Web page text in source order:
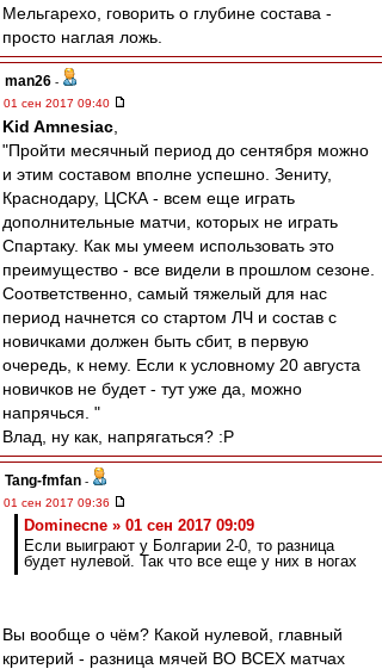
Мельгарехо, говорить о глубине состава -
просто наглая ложь.
man26 -
01 сен 2017 09:40
Kid Amnesiac
"Пройти месячный период до сентября можно
и этим составом вполне успешно. Зениту,
Краснодару, ЦСКА - всем еще играть
дополнительные матчи, которых не играть
Спартаку. Как мы умеем использовать это
преимущество - все видели в прошлом сезоне.
Соответственно, самый тяжелый для нас
период начнется со стартом ЛЧ и состав с
новичками должен быть сбит, в первую
очередь, к нему. Если к условному 20 августа
новичков не будет - тут уже да, можно
напрячься. "
Влад, ну как, напрягаться? :P
Tang-fmfan -
01 сен 2017 09:36
Dominecne » 01 сен 2017 09:09
Если выиграют у Болгарии 2-0, то разница
будет нулевой. Так что все еще у них в ногах
Вы вообще о чём? Какой нулевой, главный
критерий - разница мячей ВО ВСЕХ матчах